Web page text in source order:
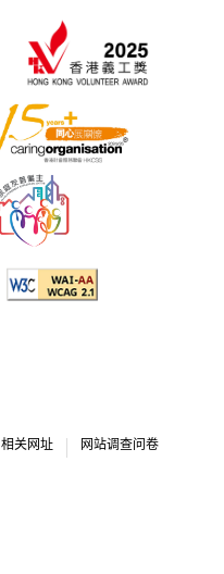
相关网址 网站调查问卷